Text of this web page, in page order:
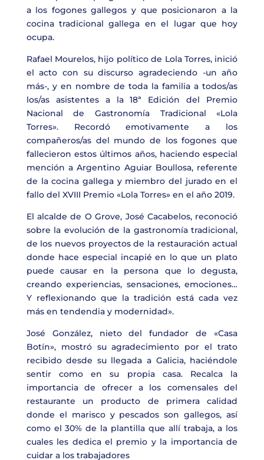
a los fogones gallegos y que posicionaron a la
cocina tradicional gallega en el lugar que hoy
ocupa.
Rafael Mourelos, hijo político de Lola Torres, inició
el acto con su discurso agradeciendo -un año
más-, y en nombre de toda la familia a todos/as
los/as asistentes a la 18ª Edición del Premio
Nacional de Gastronomía Tradicional«Lola
Torres». Recordó emotivamente a los
compañeros/as del mundo de los fogones que
fallecieron estos últimos años, haciendo especial
mención aArgentino Aguiar Boullosa, referente
de la cocina gallega y miembro del jurado en el
fallo del XVIII Premio «Lola Torres» en el año 2019.
El alcalde de O Grove, José Cacabelos, reconoció
sobre la evolución de la gastronomía tradicional,
de los nuevos proyectos de la restauración actual
donde hace especial incapié en lo que un plato
puede causar en la persona que lo degusta,
creando experiencias, sensaciones, emociones…
Y reflexionando que la tradición está cada vez
más en tendendia y modernidad».
José González, nieto del fundador de «Casa
Botín», mostró su agradecimiento por el trato
recibido desde su llegada a Galicia, haciéndole
sentir como en su propia casa. Recalca la
importancia de ofrecer a los comensales del
restaurante un producto de primera calidad
donde el marisco y pescados son gallegos, así
como el 30% de la plantilla que allí trabaja, a los
cuales les dedica el premio y la importancia de
cuidar a los trabajadores